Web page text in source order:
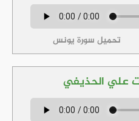
تحميل سورة يونس
علي الحذيفي